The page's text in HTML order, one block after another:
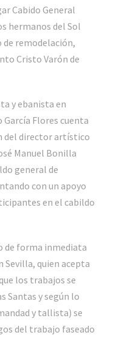
Cabido General
hermanos del Sol
remodelación,
Cristo Varón de
y ebanista en
Flores cuenta
del director artístico
Manuel Bonilla
general de
con un apoyo
en el cabildo
de forma inmediata
Sevilla, quien acepta
los trabajos se
Santas y según lo
y tallista) se
del trabajo faseado